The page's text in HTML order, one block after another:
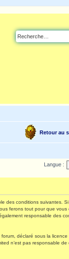
Retour au
Langue :
des conditions suivantes.
ferons tout pour que vous
responsable des
déclaré sous la licence
n’est pas responsable